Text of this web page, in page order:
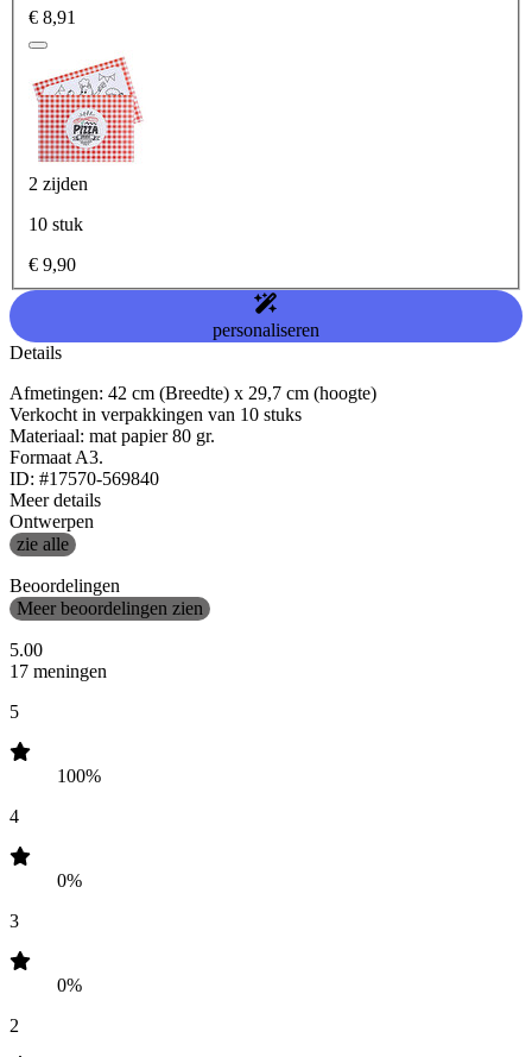
€ 8,91
2 zijden
10 stuk
€ 9,90
personaliseren
Details
Afmetingen: 42 cm (Breedte) x 29,7 cm (hoogte)
Verkocht in verpakkingen van 10 stuks
Materiaal: mat papier 80 gr.
Formaat A3.
ID: #17570-569840
Meer details
Ontwerpen
zie alle
Beoordelingen
Meer beoordelingen zien
5.00
17 meningen
5
100%
4
0%
3
0%
2